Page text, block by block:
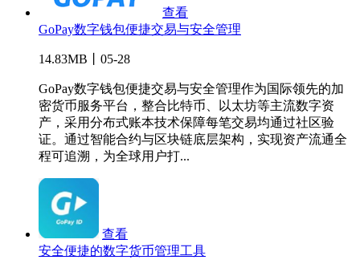
查看
GoPay数字钱包便捷交易与安全管理
14.83MB丨05-28
GoPay数字钱包便捷交易与安全管理作为国际领先的加
密货币服务平台，整合比特币、以太坊等主流数字资
产，采用分布式账本技术保障每笔交易均通过社区验
证。通过智能合约与区块链底层架构，实现资产流通全
程可追溯，为全球用户打...
查看
安全便捷的数字货币管理工具